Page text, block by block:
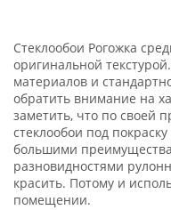
Стеклообои Рогожка
оригинальной
материалов и
обратить внимание на
заметить, что по своей
стеклообои под
большими
разновидностями
красить. Потому и
помещении.